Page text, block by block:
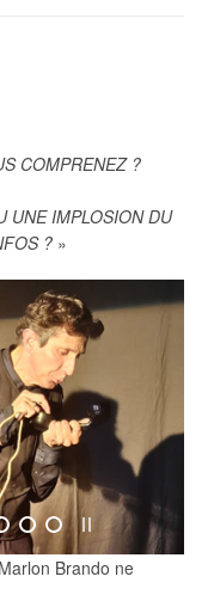
COMPRENEZ ?
UNE IMPLOSION DU
? »
Brando ne